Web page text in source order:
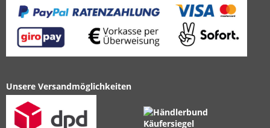
Unsere Versandmöglichkeiten